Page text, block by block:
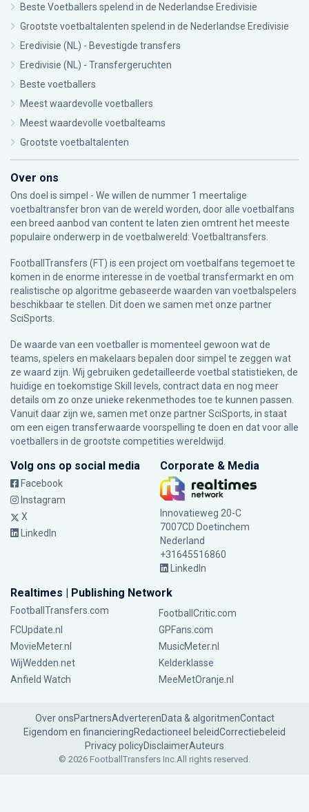
Beste Voetballers spelend in de Nederlandse Eredivisie
Grootste voetbaltalenten spelend in de Nederlandse Eredivisie
Eredivisie (NL) - Bevestigde transfers
Eredivisie (NL) - Transfergeruchten
Beste voetballers
Meest waardevolle voetballers
Meest waardevolle voetbalteams
Grootste voetbaltalenten
Over ons
Ons doel is simpel - We willen de nummer 1 meertalige
voetbaltransfer bron van de wereld worden, door alle voetbalfans
een breed aanbod van content te laten zien omtrent het meeste
populaire onderwerp in de voetbalwereld: Voetbaltransfers.
FootballTransfers (FT) is een project om voetbalfans tegemoet te
komen in de enorme interesse in de voetbal transfermarkt en om
realistische op algoritme gebaseerde waarden van voetbalspelers
beschikbaar te stellen. Dit doen we samen met onze partner
SciSports
De waarde van een voetballer is momenteel gewoon wat de
teams, spelers en makelaars bepalen door simpel te zeggen wat
ze waard zijn. Wij gebruiken gedetailleerde voetbal statistieken, de
huidige en toekomstige Skill levels, contract data en nog meer
details om zo onze unieke rekenmethodes toe te kunnen passen.
Vanuit daar zijn we, samen met onze partner SciSports, in staat
om een eigen transferwaarde voorspelling te doen en dat voor alle
voetballers in de grootste competities wereldwijd.
Volg ons op social media
Facebook
Instagram
X
LinkedIn
Corporate & Media
Innovatieweg 20-C
7007CD Doetinchem
Nederland
+31645516860
LinkedIn
Realtimes | Publishing Network
FootballTransfers.com
FootballCritic.com
FCUpdate.nl
GPFans.com
MovieMeter.nl
MusicMeter.nl
WijWedden.net
Kelderklasse
Anfield Watch
MeeMetOranje.nl
Over onsPartnersAdverterenData & algoritmenContact
Eigendom en financieringRedactioneel beleidCorrectiebeleid
Privacy policyDisclaimerAuteurs
© 2026 FootballTransfers Inc.All rights reserved.